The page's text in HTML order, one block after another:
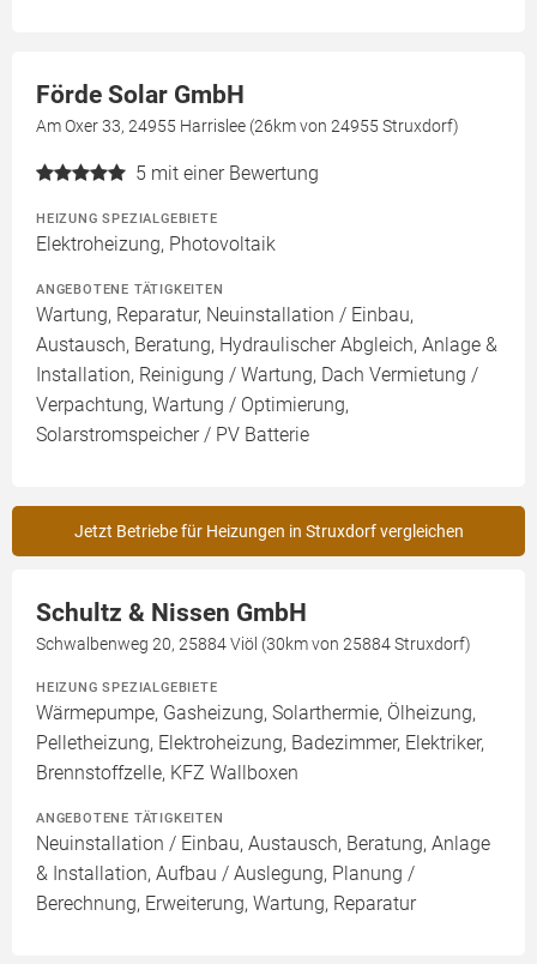
Förde Solar GmbH
Am Oxer 33, 24955 Harrislee (26km von 24955 Struxdorf)
5 mit einer Bewertung
HEIZUNG SPEZIALGEBIETE
Elektroheizung, Photovoltaik
ANGEBOTENE TÄTIGKEITEN
Wartung, Reparatur, Neuinstallation / Einbau,
Austausch, Beratung, Hydraulischer Abgleich, Anlage &
Installation, Reinigung / Wartung, Dach Vermietung /
Verpachtung, Wartung / Optimierung,
Solarstromspeicher / PV Batterie
Jetzt Betriebe für Heizungen in Struxdorf vergleichen
Schultz & Nissen GmbH
Schwalbenweg 20, 25884 Viöl (30km von 25884 Struxdorf)
HEIZUNG SPEZIALGEBIETE
Wärmepumpe, Gasheizung, Solarthermie, Ölheizung,
Pelletheizung, Elektroheizung, Badezimmer, Elektriker,
Brennstoffzelle, KFZ Wallboxen
ANGEBOTENE TÄTIGKEITEN
Neuinstallation / Einbau, Austausch, Beratung, Anlage
& Installation, Aufbau / Auslegung, Planung /
Berechnung, Erweiterung, Wartung, Reparatur